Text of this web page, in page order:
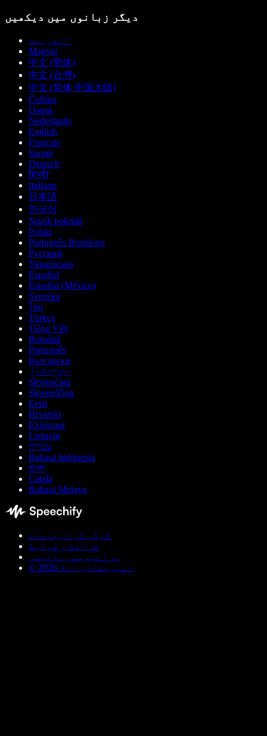
دیگر زبانوں میں دیکھیں
العربية
Magyar
中文 (简体)
中文 (台灣)
中文 (简体 中国大陆)
Čeština
Dansk
Nederlands
English
Français
Suomi
Deutsch
हिन्दी
Italiano
日本語
한국어
Norsk bokmål
Polski
Português Brasileiro
Русский
Українська
Español
Español (México)
Svenska
ไทย
Türkçe
Tiếng Việt
Română
Português
Български
ქართული
Slovenčina
Slovenščina
Eesti
Hrvatski
Ελληνικά
Lietuvių
עברית
Bahasa Indonesia
বাংলা
Català
Bahasa Melayu
کوکی کی ترجیحات
شرائط و ضوابط
پرائیویسی پالیسی
© اسپیچفائی انک 2026